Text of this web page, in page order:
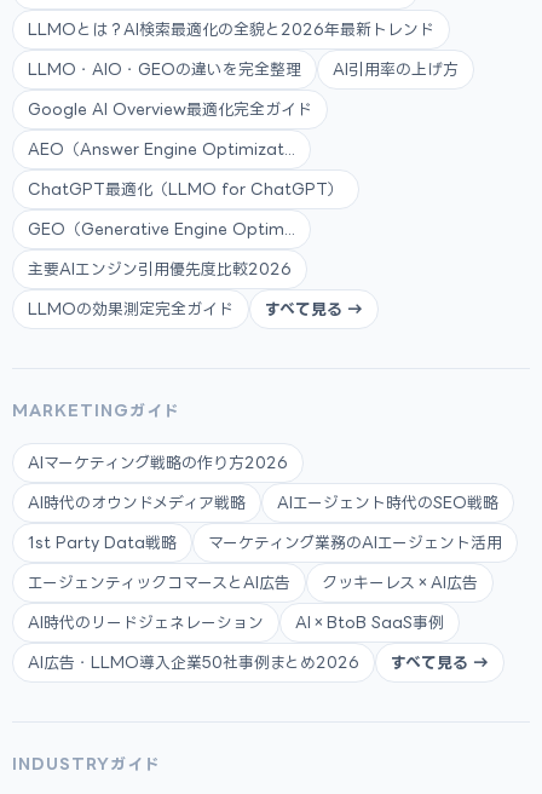
LLMOとは？AI検索最適化の全貌と2026年最新トレンド
LLMO・AIO・GEOの違いを完全整理 AI引用率の上げ方
Google AI Overview最適化完全ガイド
AEO（Answer Engine Optimizat...
ChatGPT最適化（LLMO for ChatGPT）
GEO（Generative Engine Optim...
主要AIエンジン引用優先度比較2026
LLMOの効果測定完全ガイド すべて見る →
MARKETINGガイド
AIマーケティング戦略の作り方2026
AI時代のオウンドメディア戦略 AIエージェント時代のSEO戦略
1st Party Data戦略 マーケティング業務のAIエージェント活用
エージェンティックコマースとAI広告 クッキーレス×AI広告
AI時代のリードジェネレーション AI×BtoB SaaS事例
AI広告・LLMO導入企業50社事例まとめ2026 すべて見る →
INDUSTRYガイド